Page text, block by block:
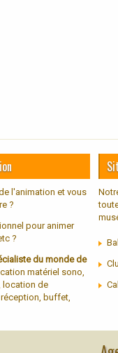
l'animation et vous
?
pour animer
?
du monde de
matériel sono,
location de
buffet,